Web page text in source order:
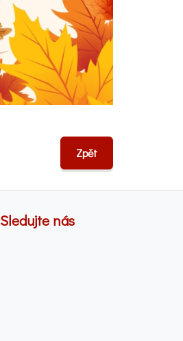
Zpět
Sledujte nás